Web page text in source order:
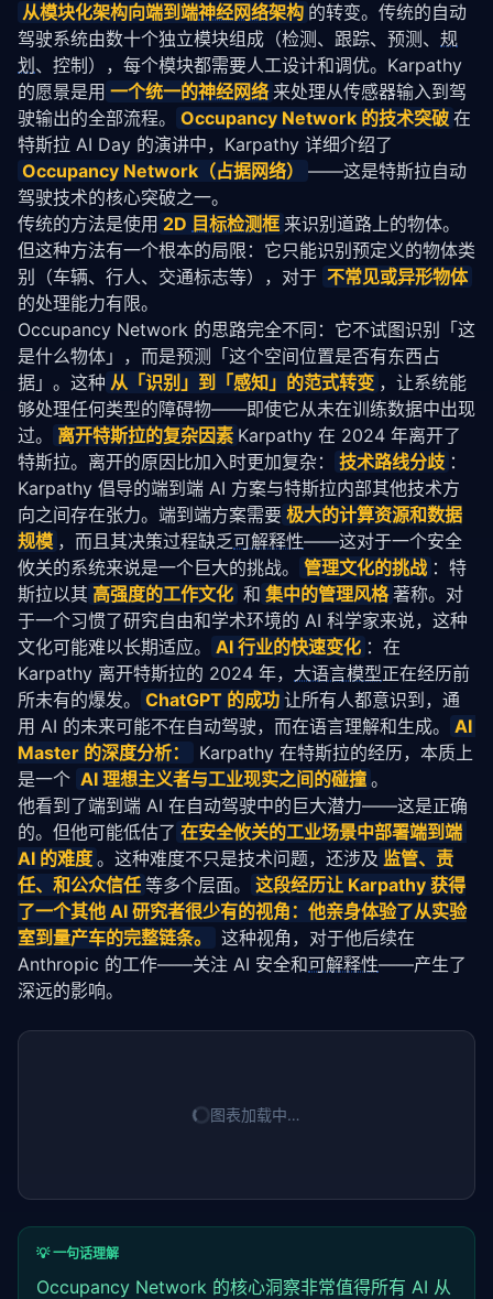
从模块化架构向端到端神经网络架构 的转变。传统的自动
驾驶系统由数十个独立模块组成（检测、跟踪、预测、 规
划 、控制），每个模块都需要人工设计和调优。Karpathy
的愿景是用 一个统一的神经网络 来处理从传感器输入到驾
驶输出的全部流程。
Occupancy Network 的技术突破 在
特斯拉 AI Day 的演讲中，Karpathy 详细介绍了
Occupancy Network（占据网络）
——这是特斯拉自动
驾驶技术的核心突破之一。
传统的方法是使用 2D 目标检测框 来识别道路上的物体。
但这种方法有一个根本的局限：它只能识别预定义的物体类
别（车辆、行人、交通标志等），对于 不常见或异形物体
的处理能力有限。
Occupancy Network 的思路完全不同：它不试图识别「这
是什么物体」，而是预测「这个空间位置是否有东西占
据」。这种 从「识别」到「感知」的范式转变 ，让系统能
够处理任何类型的障碍物——即使它从未在训练数据中出现
过。
离开特斯拉的复杂因素 Karpathy 在 2024 年离开了
特斯拉。离开的原因比加入时更加复杂：
技术路线分歧 ：
Karpathy 倡导的端到端 AI 方案与特斯拉内部其他技术方
向之间存在张力。端到端方案需要 极大的计算资源和数据
规模 ，而且其决策过程缺乏可解释性——这对于一个安全
攸关的系统来说是一个巨大的挑战。
管理文化的挑战 ：特
斯拉以其 高强度的工作文化 和 集中的管理风格 著称。对
于一个习惯了研究自由和学术环境的 AI 科学家来说，这种
文化可能难以长期适应。
AI 行业的快速变化 ：在
Karpathy 离开特斯拉的 2024 年， 大语言模型正在经历前
所未有的爆发。
ChatGPT 的成功 让所有人都意识到，通
用 AI 的未来可能不在自动驾驶，而在语言理解和生成。
AI
Master 的深度分析：
Karpathy 在特斯拉的经历，本质上
是一个 AI 理想主义者与工业现实之间的碰撞 。
他看到了端到端 AI 在自动驾驶中的巨大潜力——这是正确
的。但他可能低估了 在安全攸关的工业场景中部署端到端
AI 的难度 。这种难度不只是技术问题，还涉及 监管、责
任、和公众信任 等多个层面。
这段经历让 Karpathy 获得
了一个其他 AI 研究者很少有的视角：他亲身体验了从实验
室到量产车的完整链条。
这种视角，对于他后续在
Anthropic 的工作——关注 AI 安全和可解释性——产生了
深远的影响。
图表加载中…
💡 一句话理解
Occupancy Network 的核心洞察非常值得所有 AI 从